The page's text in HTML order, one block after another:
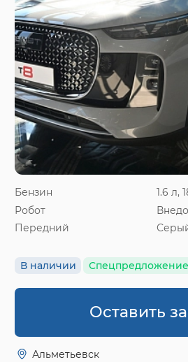
Бензин
1.6 л,
Робот
Передний
В наличии Спецпредложение
Оставить
Альметьевск